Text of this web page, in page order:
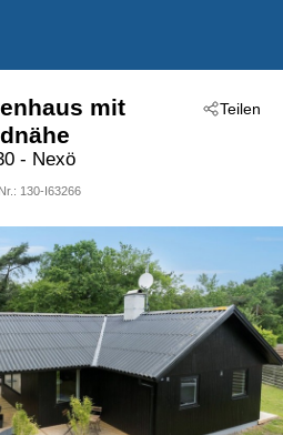
Teilen
mit
- Nexö
130-I63266